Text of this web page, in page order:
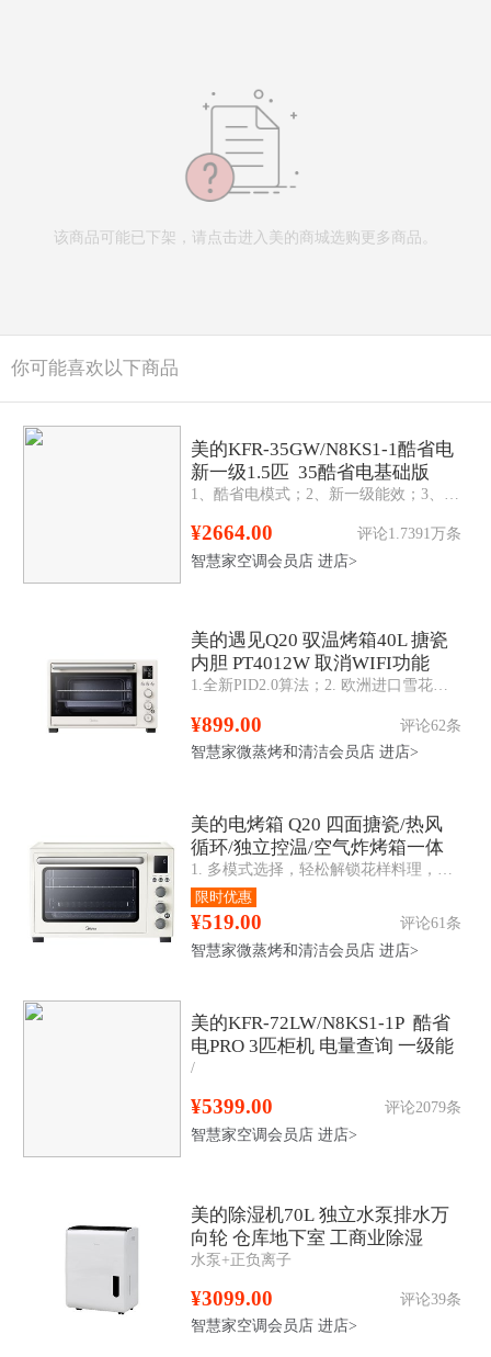
该商品可能已下架，请点击进入美的商城选购更多商品。
你可能喜欢以下商品
美的KFR-35GW/N8KS1-1酷省电
新一级1.5匹 35酷省电基础版
¥2664.00
评论1.7391万条
智慧家空调会员店 进店>
美的遇见Q20 驭温烤箱40L 搪瓷
内胆 PT4012W 取消WIFI功能
¥899.00
评论62条
智慧家微蒸烤和清洁会员店 进店>
美的电烤箱 Q20 四面搪瓷/热风
循环/独立控温/空气炸烤箱一体
PT4012W二代
限时优惠
¥519.00
评论61条
智慧家微蒸烤和清洁会员店 进店>
美的KFR-72LW/N8KS1-1P 酷省
电PRO 3匹柜机 电量查询 一级能
效
/
¥5399.00
评论2079条
智慧家空调会员店 进店>
美的除湿机70L 独立水泵排水万
向轮 仓库地下室 工商业除湿
器 CF70BD/N8-DL1
水泵+正负离子
¥3099.00
评论39条
智慧家空调会员店 进店>